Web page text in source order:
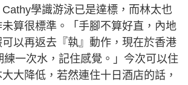
學識游泳已是達標，而林太也
算很標準。「手腳不算好直，內地
以再返去『執』動作，現在於香港
練一次水，記住感覺。」今次可以住
大降低，若然連住十日酒店的話，